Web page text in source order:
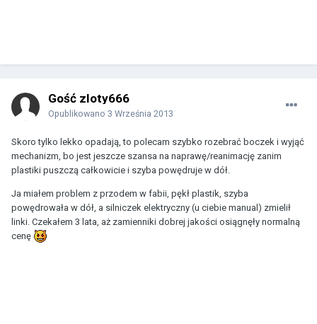
Gość zloty666
Opublikowano 3 Września 2013
Skoro tylko lekko opadają, to polecam szybko rozebrać boczek i wyjąć
mechanizm, bo jest jeszcze szansa na naprawę/reanimację zanim
plastiki puszczą całkowicie i szyba powędruje w dół.
Ja miałem problem z przodem w fabii, pękł plastik, szyba
powędrowała w dół, a silniczek elektryczny (u ciebie manual) zmielił
linki. Czekałem 3 lata, aż zamienniki dobrej jakości osiągnęły normalną
cenę